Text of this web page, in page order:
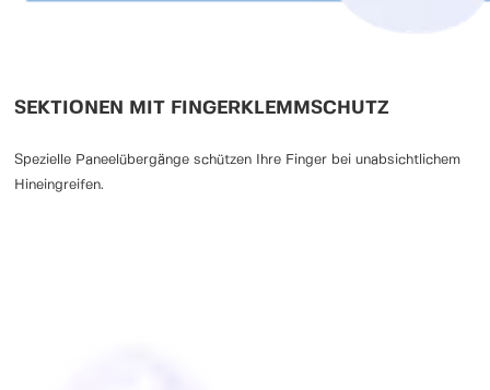
SEKTIONEN MIT FINGERKLEMMSCHUTZ
Spezielle Paneelübergänge schützen Ihre Finger bei unabsichtlichem
Hineingreifen.